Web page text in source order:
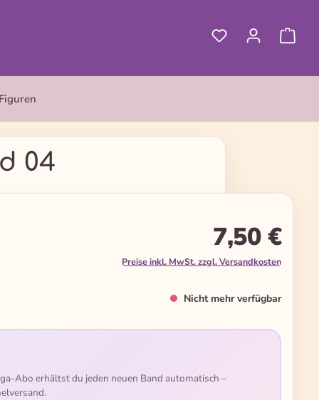
04
7,50 €
Preise inkl. MwSt. zzgl. Versandkosten
Nicht mehr verfügbar
Abo erhältst du jeden neuen Band automatisch –